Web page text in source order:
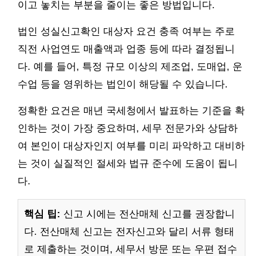
이고 놓치는 부분을 줄이는 좋은 방법입니다.
법인 성실신고확인 대상자 요건 충족 여부는 주로
직전 사업연도 매출액과 업종 등에 따라 결정됩니
다. 예를 들어, 특정 규모 이상의 제조업, 도매업, 운
수업 등을 영위하는 법인이 해당될 수 있습니다.
정확한 요건은 매년 국세청에서 발표하는 기준을 확
인하는 것이 가장 중요하며, 세무 전문가와 상담하
여 본인이 대상자인지 여부를 미리 파악하고 대비하
는 것이 실질적인 절세와 법규 준수에 도움이 됩니
다.
핵심 팁: 신고 시에는 전산매체 신고를 권장합니
다. 전산매체 신고는 전자신고와 달리 서류 형태
로 제출하는 것이며, 세무서 방문 또는 우편 접수